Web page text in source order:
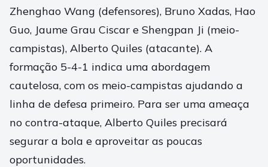
Zhenghao Wang (defensores), Bruno Xadas, Hao
Guo, Jaume Grau Ciscar e Shengpan Ji (meio-
campistas), Alberto Quiles (atacante). A
formação 5-4-1 indica uma abordagem
cautelosa, com os meio-campistas ajudando a
linha de defesa primeiro. Para ser uma ameaça
no contra-ataque, Alberto Quiles precisará
segurar a bola e aproveitar as poucas
oportunidades.